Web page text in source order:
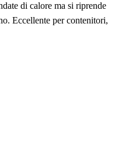
di calore ma si riprende
Eccellente per contenitori,